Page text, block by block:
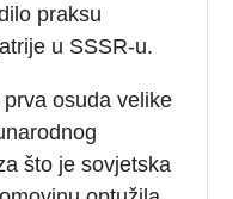
praksu
u SSSR-u.
osuda velike
što je sovjetska